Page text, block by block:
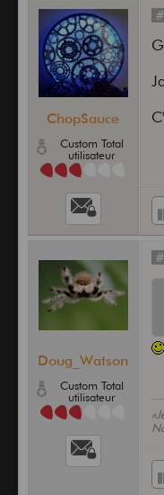
ChopSauce
Custom Total
utilisateur
Doug_Watson
Custom Total
utilisateur